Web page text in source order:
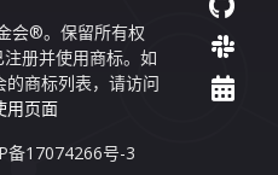
会®。保留所有权
册并使用商标。如
商标列表，请访问
用页面
备17074266号-3